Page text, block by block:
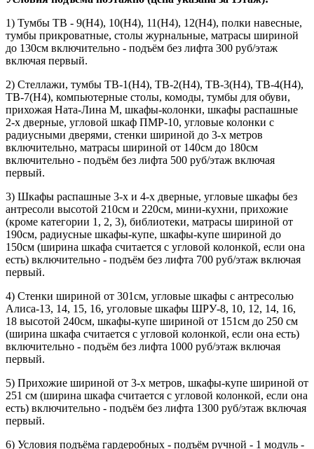
1) Тумбы ТВ - 9(Н4), 10(Н4), 11(Н4), 12(Н4), полки навесные,
тумбы прикроватные, столы журнальные, матрасы шириной
до 130см включительно - подъём без лифта 300 руб/этаж
включая первый.
2) Стеллажи, тумбы ТВ-1(Н4), ТВ-2(Н4), ТВ-3(Н4), ТВ-4(Н4),
ТВ-7(Н4), компьютерные столы, комоды, тумбы для обуви,
прихожая Ната-Лина М, шкафы-колонки, шкафы распашные
2-х дверные, угловой шкаф ПМР-10, угловые колонки с
радиусными дверями, стенки шириной до 3-х метров
включительно, матрасы шириной от 140см до 180см
включительно - подъём без лифта 500 руб/этаж включая
первый.
3) Шкафы распашные 3-х и 4-х дверные, угловые шкафы без
антресоли высотой 210см и 220см, мини-кухни, прихожие
(кроме категории 1, 2, 3), библиотеки, матрасы шириной от
190см, радиусные шкафы-купе, шкафы-купе шириной до
150см (ширина шкафа считается с угловой колонкой, если она
есть) включительно - подъём без лифта 700 руб/этаж включая
первый.
4) Стенки шириной от 301см, угловые шкафы с антресолью
Алиса-13, 14, 15, 16, уголовые шкафы ШРУ-8, 10, 12, 14, 16,
18 высотой 240см, шкафы-купе шириной от 151см до 250 см
(ширина шкафа считается с угловой колонкой, если она есть)
включительно - подъём без лифта 1000 руб/этаж включая
первый.
5) Прихожие шириной от 3-х метров, шкафы-купе шириной от
251 см (ширина шкафа считается с угловой колонкой, если она
есть) включительно - подъём без лифта 1300 руб/этаж включая
первый.
6) Условия подъёма гардеробных - подъём ручной - 1 модуль -